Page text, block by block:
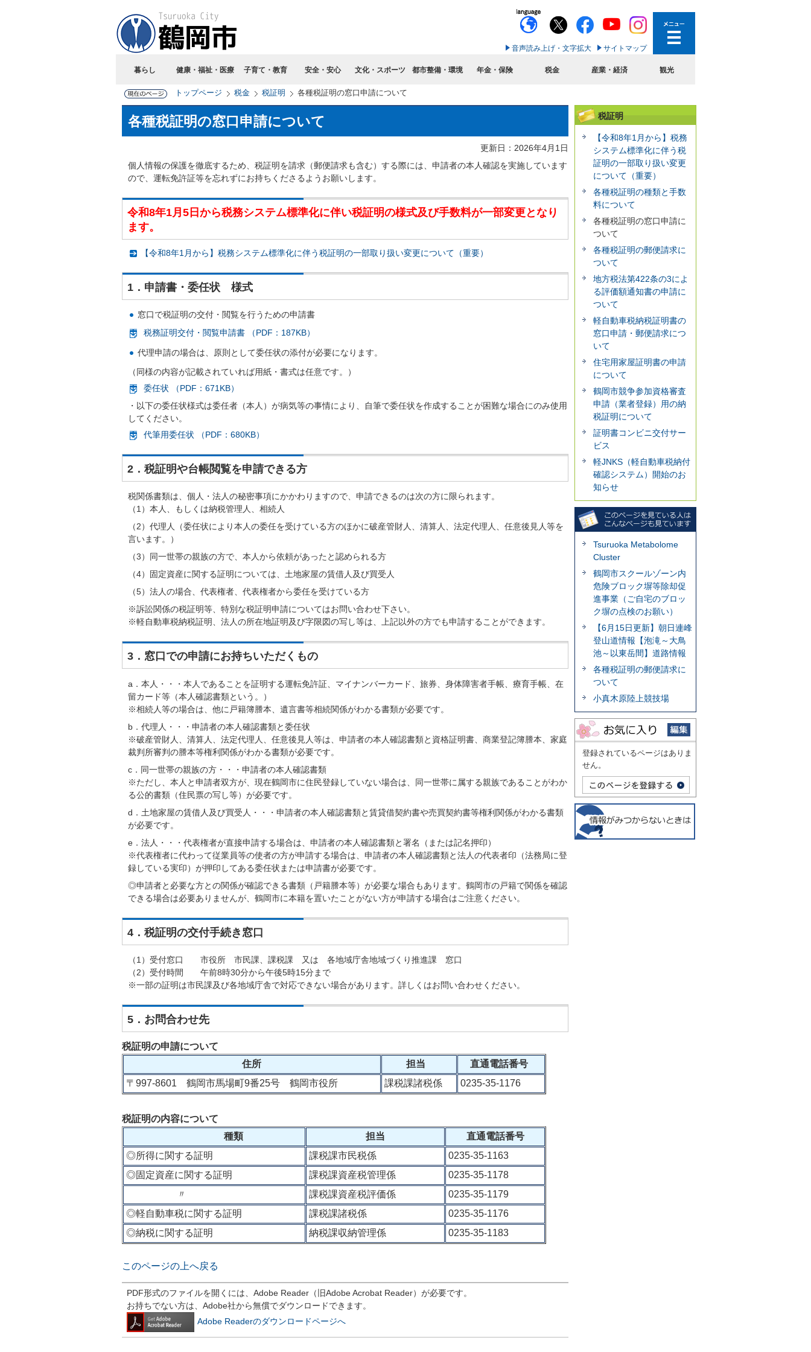
音声読み上げ・文字拡大 サイトマップ
暮らし 健康・福祉・医療 子育て・教育 安全・安心 文化・スポーツ 都市整備・環境 年金・保険 税金 産業・経済 観光
トップページ 税金 税証明 各種税証明の窓口申請について
各種税証明の窓口申請について
更新日：2026年4月1日
個人情報の保護を徹底するため、税証明を請求（郵便請求も含む）する際には、申請者の本人確認を実施しています
ので、運転免許証等を忘れずにお持ちくださるようお願いします。
令和8年1月5日から税務システム標準化に伴い税証明の様式及び手数料が一部変更となり
ます。
【令和8年1月から】税務システム標準化に伴う税証明の一部取り扱い変更について（重要）
1．申請書・委任状 様式
窓口で税証明の交付・閲覧を行うための申請書
税務証明交付・閲覧申請書 （PDF：187KB）
代理申請の場合は、原則として委任状の添付が必要になります。
（同様の内容が記載されていれば用紙・書式は任意です。）
委任状 （PDF：671KB）
・以下の委任状様式は委任者（本人）が病気等の事情により、自筆で委任状を作成することが困難な場合にのみ使用
してください。
代筆用委任状 （PDF：680KB）
2．税証明や台帳閲覧を申請できる方
税関係書類は、個人・法人の秘密事項にかかわりますので、申請できるのは次の方に限られます。
（1）本人、もしくは納税管理人、相続人
（2）代理人（委任状により本人の委任を受けている方のほかに破産管財人、清算人、法定代理人、任意後見人等を
言います。）
（3）同一世帯の親族の方で、本人から依頼があったと認められる方
（4）固定資産に関する証明については、土地家屋の賃借人及び買受人
（5）法人の場合、代表権者、代表権者から委任を受けている方
※訴訟関係の税証明等、特別な税証明申請についてはお問い合わせ下さい。
※軽自動車税納税証明、法人の所在地証明及び字限図の写し等は、上記以外の方でも申請することができます。
3．窓口での申請にお持ちいただくもの
a．本人・・・本人であることを証明する運転免許証、マイナンバーカード、旅券、身体障害者手帳、療育手帳、在
留カード等（本人確認書類という。）
※相続人等の場合は、他に戸籍簿謄本、遺言書等相続関係がわかる書類が必要です。
b．代理人・・・申請者の本人確認書類と委任状
※破産管財人、清算人、法定代理人、任意後見人等は、申請者の本人確認書類と資格証明書、商業登記簿謄本、家庭
裁判所審判の謄本等権利関係がわかる書類が必要です。
c．同一世帯の親族の方・・・申請者の本人確認書類
※ただし、本人と申請者双方が、現在鶴岡市に住民登録していない場合は、同一世帯に属する親族であることがわか
る公的書類（住民票の写し等）が必要です。
d．土地家屋の賃借人及び買受人・・・申請者の本人確認書類と賃貸借契約書や売買契約書等権利関係がわかる書類
が必要です。
e．法人・・・代表権者が直接申請する場合は、申請者の本人確認書類と署名（または記名押印）
※代表権者に代わって従業員等の使者の方が申請する場合は、申請者の本人確認書類と法人の代表者印（法務局に登
録している実印）が押印してある委任状または申請書が必要です。
◎申請者と必要な方との関係が確認できる書類（戸籍謄本等）が必要な場合もあります。鶴岡市の戸籍で関係を確認
できる場合は必要ありませんが、鶴岡市に本籍を置いたことがない方が申請する場合はご注意ください。
4．税証明の交付手続き窓口
（1）受付窓口 市役所 市民課、課税課 又は 各地域庁舎地域づくり推進課 窓口
（2）受付時間 午前8時30分から午後5時15分まで
※一部の証明は市民課及び各地域庁舎で対応できない場合があります。詳しくはお問い合わせください。
5．お問合わせ先
税証明の申請について
住所
担当
直通電話番号
〒997‐8601 鶴岡市馬場町9番25号 鶴岡市役所
課税課諸税係 0235‐35‐1176
税証明の内容について
種類
担当
直通電話番号
◎所得に関する証明
課税課市民税係
0235‐35‐1163
◎固定資産に関する証明
課税課資産税管理係
0235‐35‐1178
〃
課税課資産税評価係
0235‐35‐1179
◎軽自動車税に関する証明
課税課諸税係
0235‐35‐1176
◎納税に関する証明
納税課収納管理係 0235‐35‐1183
このページの上へ戻る
PDF形式のファイルを開くには、Adobe Reader（旧Adobe Acrobat Reader）が必要です。
お持ちでない方は、Adobe社から無償でダウンロードできます。
Adobe Readerのダウンロードページへ
税証明
【令和8年1月から】税務
システム標準化に伴う税
証明の一部取り扱い変更
について（重要）
各種税証明の種類と手数
料について
各種税証明の窓口申請に
ついて
各種税証明の郵便請求に
ついて
地方税法第422条の3によ
る評価額通知書の申請に
ついて
軽自動車税納税証明書の
窓口申請・郵便請求につ
いて
住宅用家屋証明書の申請
について
鶴岡市競争参加資格審査
申請（業者登録）用の納
税証明について
証明書コンビニ交付サー
ビス
軽JNKS（軽自動車税納付
確認システム）開始のお
知らせ
Tsuruoka Metabolome
Cluster
鶴岡市スクールゾーン内
危険ブロック塀等除却促
進事業（ご自宅のブロッ
ク塀の点検のお願い）
【6月15日更新】朝日連峰
登山道情報【泡滝～大鳥
池～以東岳間】道路情報
各種税証明の郵便請求に
ついて
小真木原陸上競技場
登録されているページはありま
せん。